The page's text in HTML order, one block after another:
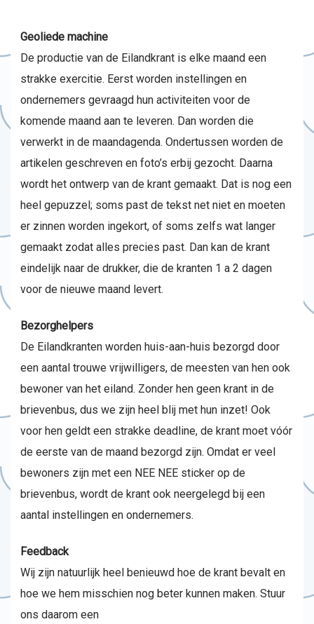
Geoliede machine
De productie van de Eilandkrant is elke maand een
strakke exercitie. Eerst worden instellingen en
ondernemers gevraagd hun activiteiten voor de
komende maand aan te leveren. Dan worden die
verwerkt in de maandagenda. Ondertussen worden de
artikelen geschreven en foto’s erbij gezocht. Daarna
wordt het ontwerp van de krant gemaakt. Dat is nog een
heel gepuzzel; soms past de tekst net niet en moeten
er zinnen worden ingekort, of soms zelfs wat langer
gemaakt zodat alles precies past. Dan kan de krant
eindelijk naar de drukker, die de kranten 1 a 2 dagen
voor de nieuwe maand levert.
Bezorghelpers
De Eilandkranten worden huis-aan-huis bezorgd door
een aantal trouwe vrijwilligers, de meesten van hen ook
bewoner van het eiland. Zonder hen geen krant in de
brievenbus, dus we zijn heel blij met hun inzet! Ook
voor hen geldt een strakke deadline, de krant moet vóór
de eerste van de maand bezorgd zijn. Omdat er veel
bewoners zijn met een NEE NEE sticker op de
brievenbus, wordt de krant ook neergelegd bij een
aantal instellingen en ondernemers.
Feedback
Wij zijn natuurlijk heel benieuwd hoe de krant bevalt en
hoe we hem misschien nog beter kunnen maken. Stuur
ons daarom een